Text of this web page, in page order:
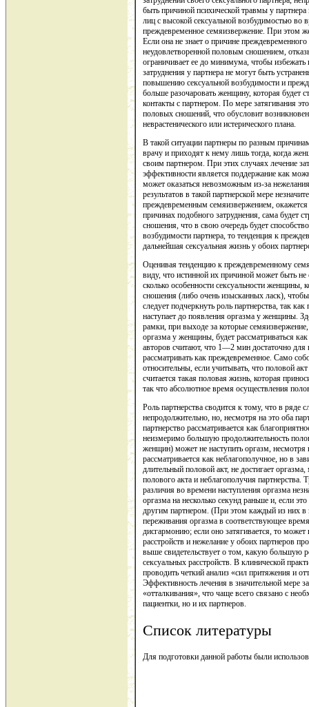
быть причиной психической травмы у
лиц с высокой сексуальной возбудимостью
преждевременное семяизвержение. При этом
Если она не знает о причине
неудовлетворенной половым сношением,
ограничивает ее до минимума, чтобы
затруднения у партнера не могут быть
повышению сексуальной возбудимости и
больше разочаровать женщину, которая будет
контакты с партнером. По мере затягивания
половых сношений, что обусловит
неврастенического или истерического плана.
В такой ситуации партнеры по разным
врачу и приходят к нему лишь тогда, когда
своим партнером. При этих случаях лечение
эффективности является поддержание как
может оказаться невозможным из-за
результатов в такой партнерской мере
преждевременным семяизвержением,
причинах подобного затруднения, сама будет
сношения, что в свою очередь будет
возбудимости партнера, то тенденция к
дальнейшая сексуальная жизнь у обоих
Оценивая тенденцию к преждевременному
виду, что истинной их причиной может быть
сколько особенности сексуальности женщины,
сношения (либо очень изысканных ласк),
следует подчеркнуть роль партнерства, так
наступает до появления оргазма у женщины.
рамки, при выходе за которые
оргазма у женщины, будет рассматриваться
авторов считают, что 1—2 мин достаточно для
рассматривать как преждевременное. Само
относительны, если учитывать, что половой
считается такая половая жизнь, которая
так что абсолютное время осуществления
Роль партнерства сводится к тому, что в ряде
непродолжительно, но, несмотря на это оба
партнерство рассматривается как
неизмеримо большую продолжительность
женщин) может не наступить оргазм, несмотря
рассматривается как неблагополучное, но в
длительный половой акт, не достигает
полового акта и неблагополучия партнерства.
различия во времени наступления оргазма
оргазма на несколько секунд раньше и, если
другим партнером. (При этом каждый из них в
переживания оргазма в соответствующее
дисгармонию; если оно затягивается, то
расстройств и нежелание у обоих партнеров
выше свидетельствует о том, какую большую
сексуальных расстройств. В клинической
проводить четкий анализ «сил притяжения и
Эффективность лечения в значительной мере
«отталкивания», что чаще всего связано с
пациентки, но и их партнеров.
Список литературы
Для подготовки данной работы были